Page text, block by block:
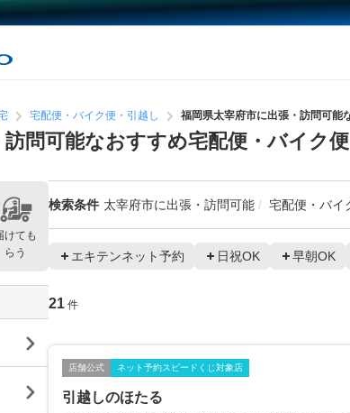
宅配便・バイク便・引越し 福岡県太宰府市に出張・訪問可能
問可能なおすすめ宅配便・バイク
検索条件 太宰府市に出張・訪問可能 宅配便・バイ
エキテンネット予約 日祝OK 早朝OK
21 件
店舗公式 ネット予約スピードくじ対象店
引越しのほたる
けても
らう